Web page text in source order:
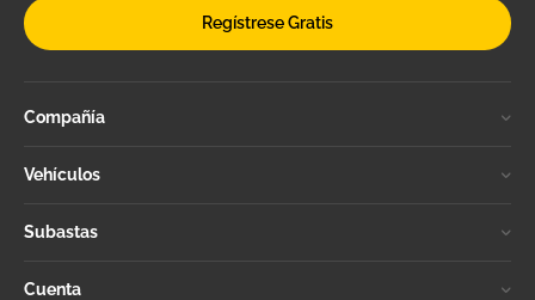
Regístrese Gratis
Compañía
Vehículos
Subastas
Cuenta